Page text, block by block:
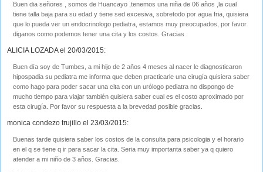
Buen dia señores , somos de Huancayo ,tenemos una niña de 06 años ,la cual
tiene talla baja para su edad y tiene sed excesiva, sobretodo por agua fria, quisiera
que lo pueda ver un endocrinologo pediatra, estamos muy preocupados, por favor
diganos como podemos tener una cita y los costos. Gracias .
ALICIA LOZADA el 20/03/2015:
Buen día soy de Tumbes, a mi hijo de 2 años 4 meses al nacer le diagnosticaron
hipospadia su pediatra me informa que deben practicarle una cirugía quisiera saber
como hago para poder sacar una cita con un urólogo pediatra no dispongo de
mucho tiempo para viajar también quisiera saber cual es el costo aproximado por
esta cirugía. Por favor su respuesta a la brevedad posible gracias.
monica condezo trujillo el 23/03/2015:
Buenas tarde quisiera saber los costos de la consulta para psicologia y el horario
en el q se tiene q ir para sacar la cita. Seria muy importanta saber ya q quiero
atender a mi niño de 3 años. Gracias.